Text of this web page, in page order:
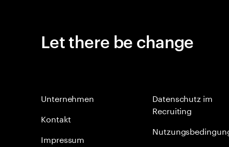
Let there be change
Unternehmen
Kontakt
Impressum
Datenschutz im
Recruiting